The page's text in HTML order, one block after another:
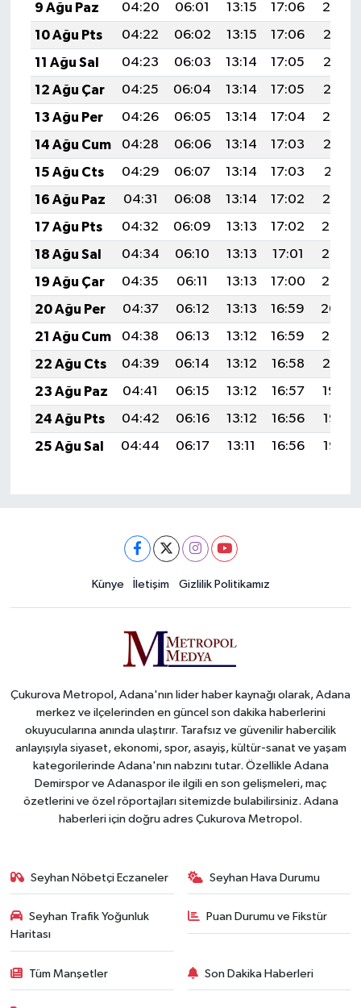
9 Ağu Paz
04:20 06:01 13:15 17:06
20:19
10 Ağu Pts
04:22 06:02 13:15 17:06
20:18
11 Ağu Sal
04:23 06:03 13:14 17:05
20:16
12 Ağu Çar
04:25 06:04 13:14 17:05
20:15
13 Ağu Per
04:26 06:05 13:14 17:04
20:14
14 Ağu Cum
04:28 06:06 13:14 17:03
20:12
15 Ağu Cts
04:29 06:07 13:14 17:03
20:11
16 Ağu Paz
04:31 06:08 13:14 17:02
20:10
17 Ağu Pts
04:32 06:09 13:13 17:02
20:08
18 Ağu Sal
04:34 06:10 13:13 17:01
20:07
19 Ağu Çar
04:35 06:11 13:13 17:00
20:05
20 Ağu Per
04:37 06:12 13:13 16:59
20:04
21 Ağu Cum
04:38 06:13 13:12 16:59
20:02
22 Ağu Cts
04:39 06:14 13:12 16:58
20:01
23 Ağu Paz
04:41 06:15 13:12 16:57
19:59
24 Ağu Pts
04:42 06:16 13:12 16:56
19:58
25 Ağu Sal
04:44 06:17 13:11 16:56 19:56
Künye İletişim Gizlilik Politikamız
Çukurova Metropol, Adana'nın lider haber kaynağı olarak, Adana
merkez ve ilçelerinden en güncel son dakika haberlerini
okuyucularına anında ulaştırır. Tarafsız ve güvenilir habercilik
anlayışıyla siyaset, ekonomi, spor, asayiş, kültür-sanat ve yaşam
kategorilerinde Adana'nın nabzını tutar. Özellikle Adana
Demirspor ve Adanaspor ile ilgili en son gelişmeleri, maç
özetlerini ve özel röportajları sitemizde bulabilirsiniz. Adana
haberleri için doğru adres Çukurova Metropol.
Seyhan Nöbetçi Eczaneler Seyhan Hava Durumu
Seyhan Trafik Yoğunluk
Haritası
Puan Durumu ve Fikstür
Tüm Manşetler Son Dakika Haberleri